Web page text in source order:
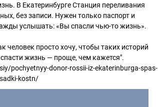
В Екатеринбурге Станция переливания
без записи. Нужен только паспорт и
услышать: «Вы спасли чью-то жизнь».
человек просто хочу, чтобы таких историй
жизнь — проще, чем кажется".
pochyetnyy-donor-rossii-iz-ekaterinburga-spas-
kostn/